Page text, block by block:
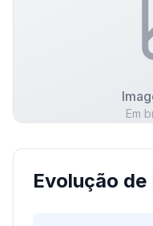
Em
Evolução de